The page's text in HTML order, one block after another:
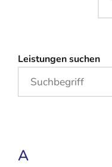
Leistungen suchen
A